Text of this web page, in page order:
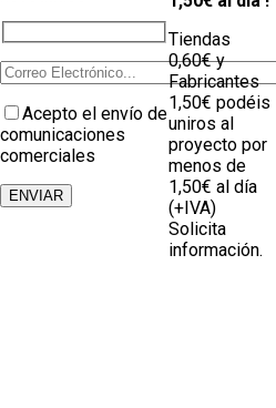
Acepto el envío de
comunicaciones
comerciales
Tiendas
0,60€ y
Fabricantes
1,50€ podéis
uniros al
proyecto por
menos de
1,50€ al día
(+IVA)
Solicita
información.